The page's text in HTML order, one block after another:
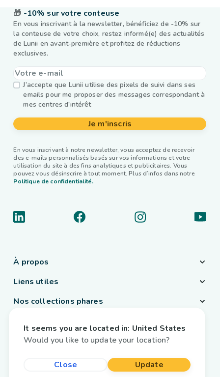
🎁 -10% sur votre conteuse
En vous inscrivant à la newsletter, bénéficiez de -10% sur
la conteuse de votre choix, restez informé(e) des actualités
de Lunii en avant-première et profitez de réductions
exclusives.
J’accepte que Lunii utilise des pixels de suivi dans ses
emails pour me proposer des messages correspondant à
mes centres d'intérêt
Je m'inscris
En vous inscrivant à notre newsletter, vous acceptez de recevoir
des e-mails personnalisés basés sur vos informations et votre
utilisation du site à des fins analytiques et publicitaires. Vous
pouvez vous désinscrire à tout moment. Plus d’infos dans notre
Politique de confidentialité.
À propos
Liens utiles
Nos collections phares
Belgique Français
It seems you are located in: United States
Would you like to update your location?
Close Update